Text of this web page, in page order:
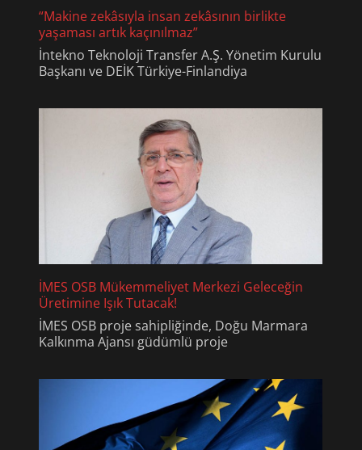
“Makine zekâsıyla insan zekâsının birlikte
yaşaması artık kaçınılmaz”
İntekno Teknoloji Transfer A.Ş. Yönetim Kurulu
Başkanı ve DEİK Türkiye-Finlandiya
İMES OSB Mükemmeliyet Merkezi Geleceğin
Üretimine Işık Tutacak!
İMES OSB proje sahipliğinde, Doğu Marmara
Kalkınma Ajansı güdümlü proje